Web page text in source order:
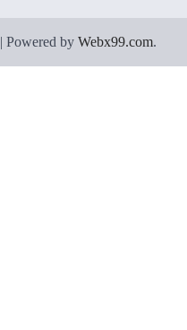
| Powered by Webx99.com.